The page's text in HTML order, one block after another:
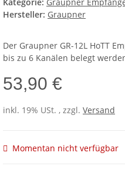
Kategorie: Graupner
Hersteller: Graupner
Der Graupner GR-12L HoTT
bis zu 6 Kanälen belegt
53,90 €
inkl. 19% USt. , zzgl. Versand
Momentan nicht verfügbar